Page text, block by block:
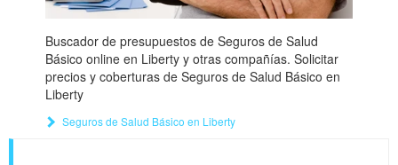
Buscador de presupuestos de Seguros de Salud
Básico online en Liberty y otras compañías. Solicitar
precios y coberturas de Seguros de Salud Básico en
Liberty
Seguros de Salud Básico en Liberty